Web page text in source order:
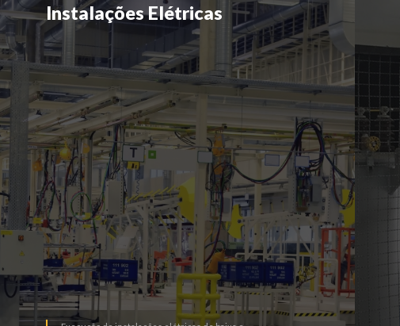
Instalações Elétricas
Instalações Elétricas
LEIA MAIS